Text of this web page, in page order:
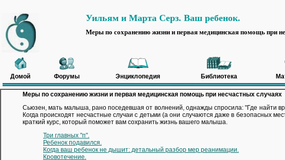
Уильям и Марта Серз. Ваш ребенок.
Меры по сохранению жизни и первая медицинская помощь при
Домой Форумы Энциклопедия Библиотека
Меры по сохранению жизни и первая медицинская помощь при несчастных случаях
Сьюзен, мать малыша, рано поседевшая от волнений, однажды спросила: "Где найти
Когда происходят несчастные случаи с детьми (а они случаются даже в
краткий курс, который поможет вам сохранить жизнь вашего малыша.
Три главных "п".
Ребенок подавился.
Когда ваш ребенок не дышит: детальный разбор мер реанимации.
Кровотечение.